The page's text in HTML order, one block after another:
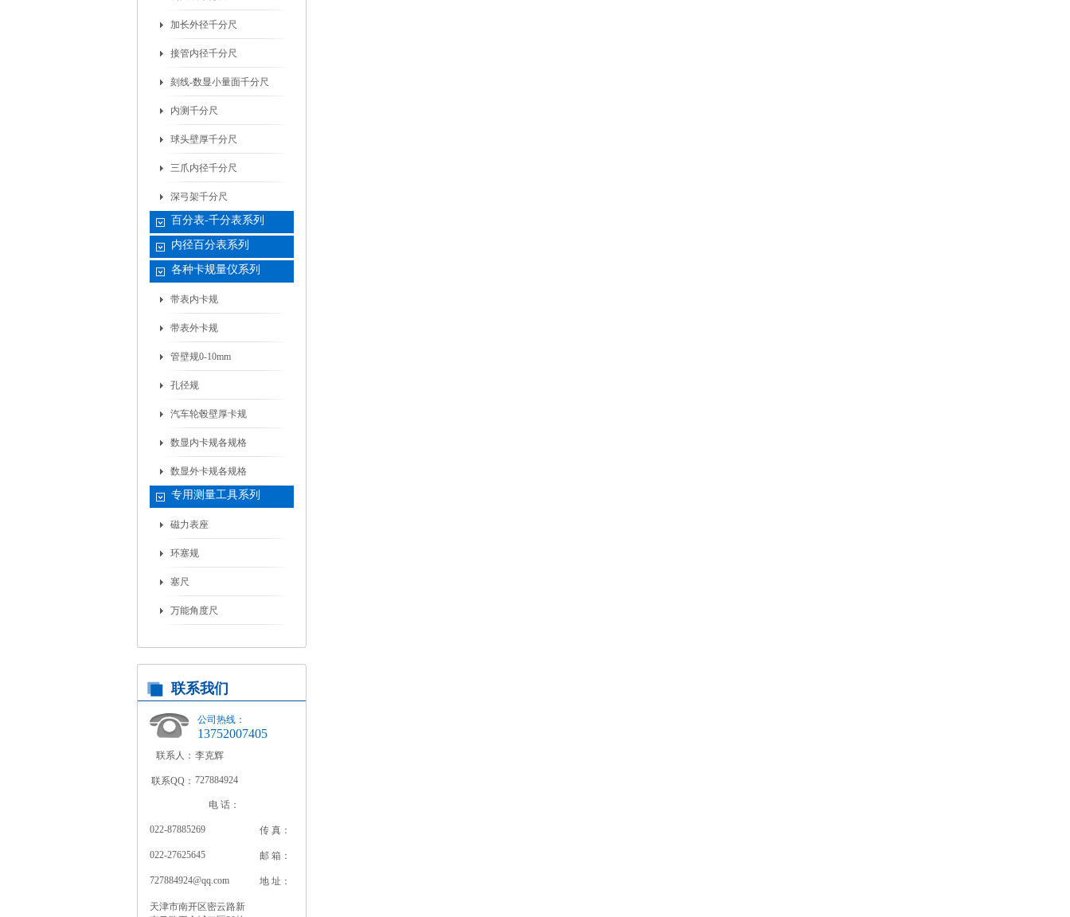
加长外径千分尺
接管内径千分尺
刻线-数显小量面千分尺
内测千分尺
球头壁厚千分尺
三爪内径千分尺
深弓架千分尺
百分表-千分表系列
内径百分表系列
各种卡规量仪系列
带表内卡规
带表外卡规
管壁规0-10mm
孔径规
汽车轮毂壁厚卡规
数显内卡规各规格
数显外卡规各规格
专用测量工具系列
磁力表座
环塞规
塞尺
万能角度尺
联系我们
公司热线：
13752007405
联系人： 李克辉
联系QQ： 727884924
电 话：
022-87885269 传 真：
022-27625645 邮 箱：
727884924@qq.com 地 址：
天津市南开区密云路新